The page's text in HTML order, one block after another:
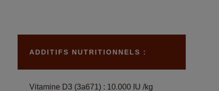
ADDITIFS NUTRITIONNELS :
Vitamine D3 (3a671) : 10.000 IU /kg